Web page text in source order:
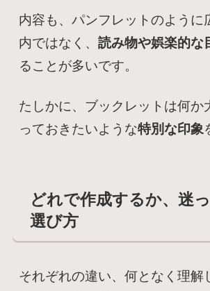
内容も、パンフレットのように
内ではなく、読み物や娯楽的な
ることが多いです。
たしかに、ブックレットは何か
っておきたいような特別な印象
どれで作成するか、迷
選び方
それぞれの違い、何となく理解